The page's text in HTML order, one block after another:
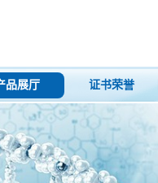
品展厅 证书荣誉